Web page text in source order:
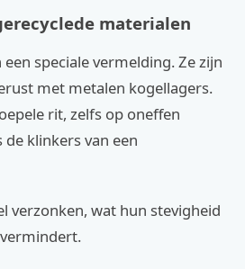
materialen
speciale vermelding. Ze zijn
met metalen kogellagers.
rit, zelfs op oneffen
klinkers van een
verzonken, wat hun stevigheid